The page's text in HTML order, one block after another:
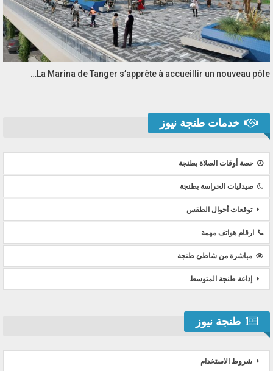
La Marina de Tanger s’apprête à accueillir un nouveau pôle…
خدمات طنجة نيوز
حصة أوقات الصلاة بطنجة
صيدليات الحراسة بطنجة
توقعات أحوال الطقس
ارقام هواتف مهمة
مباشرة من شاطئ طنجة
إذاعة طنجة المتوسط
طنجة نيوز
شروط الاستخدام